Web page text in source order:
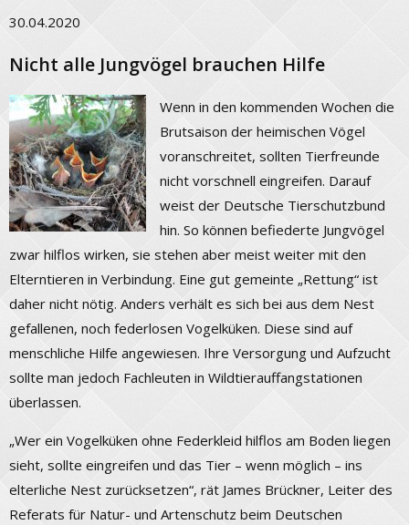
30.04.2020
Nicht alle Jungvögel brauchen Hilfe
Wenn in den kommenden Wochen die
Brutsaison der heimischen Vögel
voranschreitet, sollten Tierfreunde
nicht vorschnell eingreifen. Darauf
weist der Deutsche Tierschutzbund
hin. So können befiederte Jungvögel
zwar hilflos wirken, sie stehen aber meist weiter mit den
Elterntieren in Verbindung. Eine gut gemeinte „Rettung“ ist
daher nicht nötig. Anders verhält es sich bei aus dem Nest
gefallenen, noch federlosen Vogelküken. Diese sind auf
menschliche Hilfe angewiesen. Ihre Versorgung und Aufzucht
sollte man jedoch Fachleuten in Wildtierauffangstationen
überlassen.
„Wer ein Vogelküken ohne Federkleid hilflos am Boden liegen
sieht, sollte eingreifen und das Tier – wenn möglich – ins
elterliche Nest zurücksetzen“, rät James Brückner, Leiter des
Referats für Natur- und Artenschutz beim Deutschen